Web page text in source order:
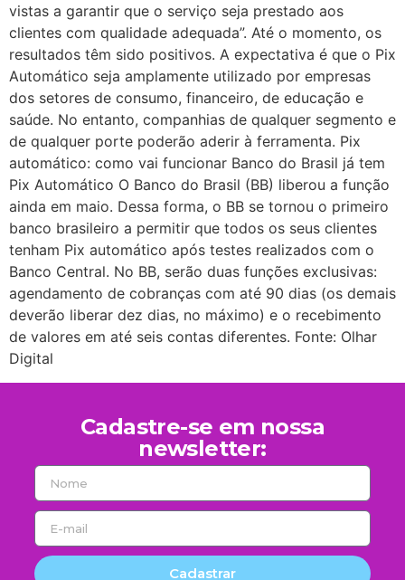
vistas a garantir que o serviço seja prestado aos
clientes com qualidade adequada”. Até o momento, os
resultados têm sido positivos. A expectativa é que o Pix
Automático seja amplamente utilizado por empresas
dos setores de consumo, financeiro, de educação e
saúde. No entanto, companhias de qualquer segmento e
de qualquer porte poderão aderir à ferramenta. Pix
automático: como vai funcionar Banco do Brasil já tem
Pix Automático O Banco do Brasil (BB) liberou a função
ainda em maio. Dessa forma, o BB se tornou o primeiro
banco brasileiro a permitir que todos os seus clientes
tenham Pix automático após testes realizados com o
Banco Central. No BB, serão duas funções exclusivas:
agendamento de cobranças com até 90 dias (os demais
deverão liberar dez dias, no máximo) e o recebimento
de valores em até seis contas diferentes. Fonte: Olhar
Digital
Cadastre-se em nossa
newsletter:
Cadastrar